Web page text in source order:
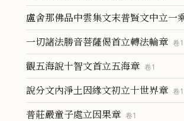
盧舍那佛品中雲集文末普賢文中立一
一切諸法勝音菩薩偈首立轉法輪章 卷1
觀五海說十智文首立五海章 卷1
說分文內淨土因緣文初立十世界章 卷1
普莊嚴童子處立因果章 卷1